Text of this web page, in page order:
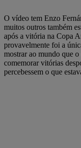
O vídeo tem Enzo
muitos outros também
após a vitória na Copa
provavelmente foi a
mostrar ao mundo que
comemorar vitórias
percebessem o que